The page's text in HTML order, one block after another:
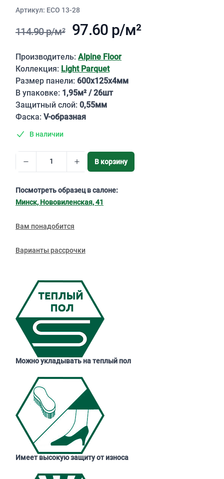
Aртикул: ECO 13-28
114.90 р/м² 97.60 р/м²
Описание
Производитель: Alpine Floor
Коллекция: Light Parquet
Размер панели: 600х125х4мм
В упаковке: 1,95м² / 26шт
Защитный слой: 0,55мм
Фаска: V-образная
В наличии
В корзину
Посмотреть образец в салоне:
Минск, Нововиленская, 41
Вам понадобится
Варианты рассрочки
Можно укладывать на теплый пол
Имеет высокую защиту от износа